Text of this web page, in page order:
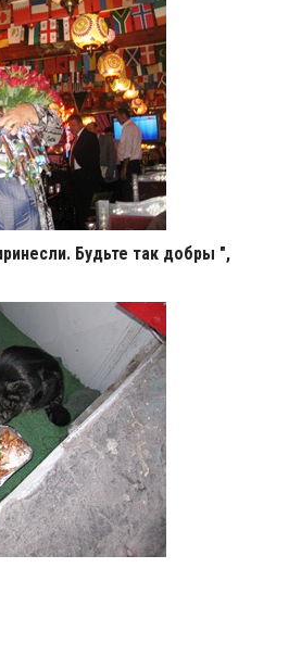
Будьте так добры ",